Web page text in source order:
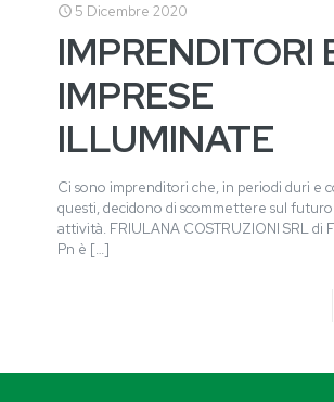
5 Dicembre 2020
IMPRENDITORI
IMPRESE
ILLUMINATE
Ci sono imprenditori che, in periodi duri e
questi, decidono di scommettere sul
attività. FRIULANA COSTRUZIONI SRL di
Pn è […]